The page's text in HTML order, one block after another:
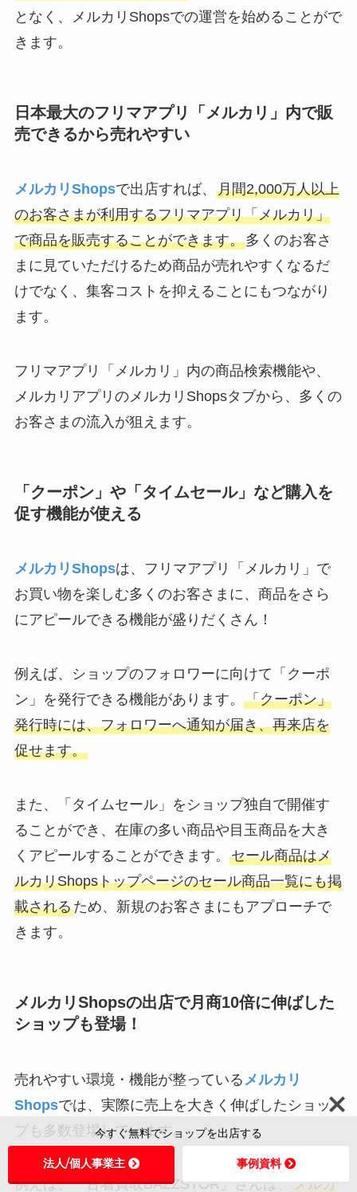
となく、メルカリShopsでの運営を始めることがで
きます。
日本最大のフリマアプリ「メルカリ」内で販
売できるから売れやすい
メルカリShopsで出店すれば、 月間2,000万人以上
のお客さまが利用するフリマアプリ「メルカリ」
で商品を販売することができます。多くのお客さ
まに見ていただけるため商品が売れやすくなるだ
けでなく、集客コストを抑えることにもつながり
ます。
フリマアプリ「メルカリ」内の商品検索機能や、
メルカリアプリのメルカリShopsタブから、多くの
お客さまの流入が狙えます。
「クーポン」や「タイムセール」など購入を
促す機能が使える
メルカリShopsは、フリマアプリ「メルカリ」で
お買い物を楽しむ多くのお客さまに、商品をさら
にアピールできる機能が盛りだくさん！
例えば、ショップのフォロワーに向けて「クーポ
ン」を発行できる機能があります。 「クーポン」
発行時には、フォロワーへ通知が届き、再来店を
促せます。
また、「タイムセール」をショップ独自で開催す
ることができ、在庫の多い商品や目玉商品を大き
くアピールすることができます。 セール商品はメ
ルカリShopsトップページのセール商品一覧にも掲
載されるため、新規のお客さまにもアプローチで
きます。
メルカリShopsの出店で月商10倍に伸ばした
ショップも登場！
売れやすい環境・機能が整っている メルカリ
Shopsでは、実際に売上を大きく伸ばしたショッ
プも多数登場しています。
例えば、「古着買取BAZZSTOR」さんは、メルカ
今すぐ無料でショップを出店する
法人/個人事業主 事例資料